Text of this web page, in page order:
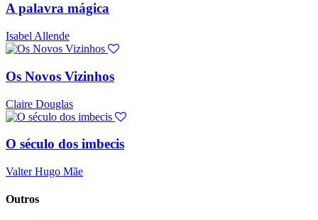
A palavra mágica
Isabel Allende
Os Novos Vizinhos
Claire Douglas
O século dos imbecis
Valter Hugo Mãe
Outros